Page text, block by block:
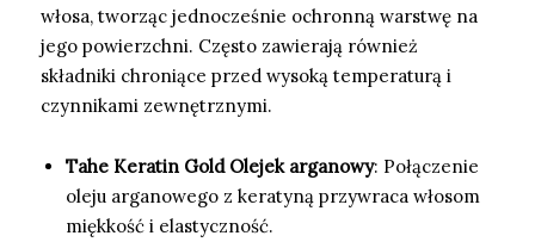
włosa, tworząc jednocześnie ochronną warstwę na
jego powierzchni. Często zawierają również
składniki chroniące przed wysoką temperaturą i
czynnikami zewnętrznymi.
Tahe Keratin Gold Olejek arganowy: Połączenie
oleju arganowego z keratyną przywraca włosom
miękkość i elastyczność.